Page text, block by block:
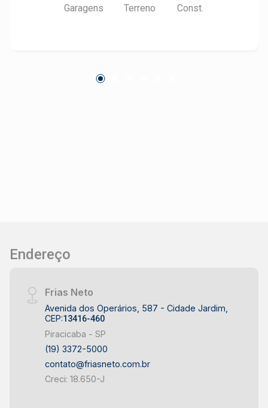
área construída; - Amplas vidraças; - Divisão em
Garagens
Terreno
Const.
Endereço
Frias Neto
Avenida dos Operários, 587 - Cidade Jardim,
CEP:13416-460
Piracicaba - SP
(19) 3372-5000
contato@friasneto.com.br
Creci: 18.650-J